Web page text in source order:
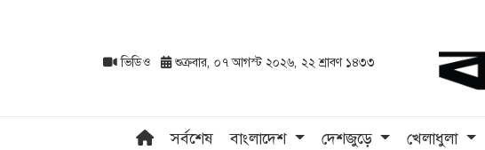
ভিডিও শুক্রবার, ০৭ আগস্ট ২০২৬, ২২ শ্রাবণ ১৪৩৩
সর্বশেষ বাংলাদেশ দেশজুড়ে খেলাধুলা